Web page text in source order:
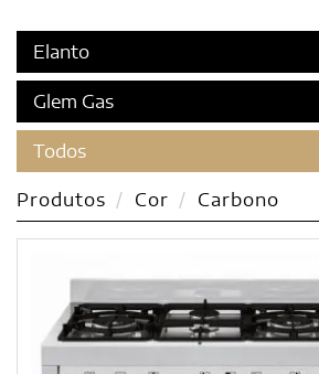
Elanto
Glem Gas
Todos
Produtos Cor Carbono